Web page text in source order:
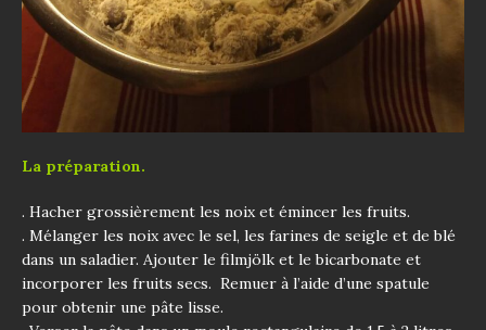
La préparation.
. Hacher grossièrement les noix et émincer les fruits.
. Mélanger les noix avec le sel, les farines de seigle et de blé
dans un saladier. Ajouter le filmjölk et le bicarbonate et
incorporer les fruits secs. Remuer à l’aide d’une spatule
pour obtenir une pâte lisse.